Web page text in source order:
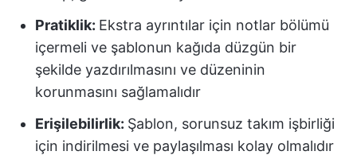
Pratiklik: Ekstra ayrıntılar için notlar bölümü
içermeli ve şablonun kağıda düzgün bir
şekilde yazdırılmasını ve düzeninin
korunmasını sağlamalıdır
Erişilebilirlik: Şablon, sorunsuz takım işbirliği
için indirilmesi ve paylaşılması kolay olmalıdır